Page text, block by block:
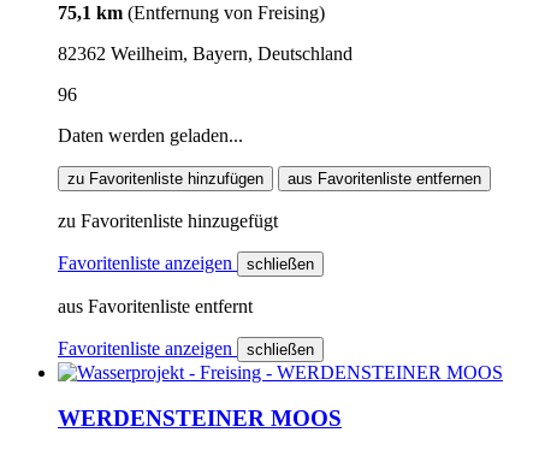
75,1 km (Entfernung von Freising)
82362 Weilheim, Bayern, Deutschland
96
Daten werden geladen...
zu Favoritenliste hinzufügen aus Favoritenliste entfernen
zu Favoritenliste hinzugefügt
Favoritenliste anzeigen schließen
aus Favoritenliste entfernt
Favoritenliste anzeigen schließen
WERDENSTEINER MOOS